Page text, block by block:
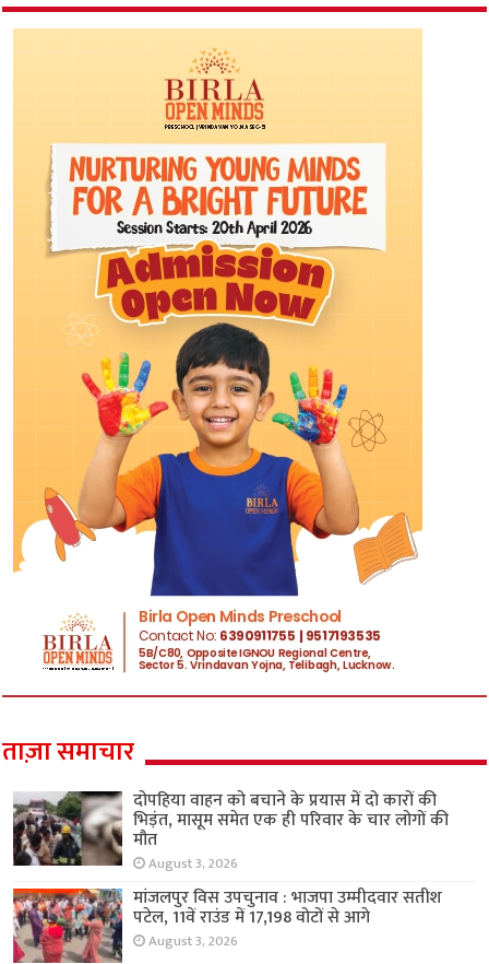
ताज़ा समाचार
दोपहिया वाहन को बचाने के प्रयास में दो कारों की
भिड़ंत, मासूम समेत एक ही परिवार के चार लोगों की
मौत
August 3, 2026
मांजलपुर विस उपचुनाव : भाजपा उम्मीदवार सतीश
पटेल, 11वें राउंड में 17,198 वोटों से आगे
August 3, 2026